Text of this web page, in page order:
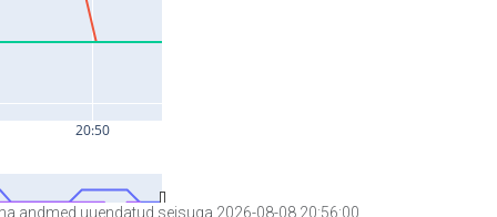
andmed uuendatud seisuga 2026-08-08 20:56:00